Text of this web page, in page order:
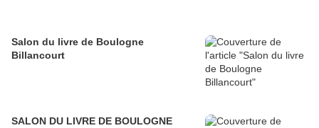
Salon du livre de Boulogne
Billancourt
SALON DU LIVRE DE BOULOGNE